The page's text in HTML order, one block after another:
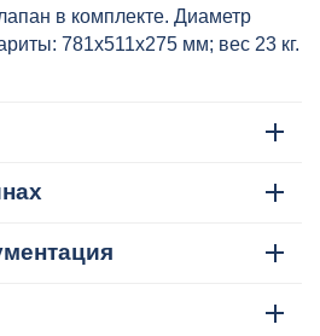
в комплекте. Диаметр
781х511х275 мм; вес 23 кг.